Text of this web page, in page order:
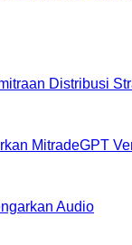
Distribusi
MitradeGPT
Audio